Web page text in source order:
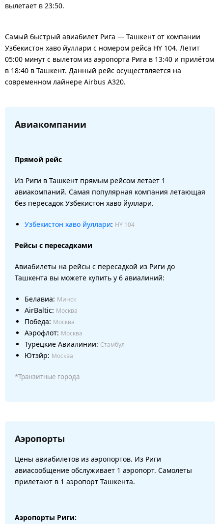
вылетает в 23:50.
Самый быстрый авиабилет Рига — Ташкент от компании
Узбекистон хаво йуллари с номером рейса HY 104. Летит
05:00 минут с вылетом из аэропорта Рига в 13:40 и прилётом
в 18:40 в Ташкент. Данный рейс осуществляется на
современном лайнере Airbus A320.
Авиакомпании
Прямой рейс
Из Риги в Ташкент прямым рейсом летает 1
авиакомпаний. Самая популярная компания летающая
без пересадок Узбекистон хаво йуллари.
Узбекистон хаво йуллари: HY 104
Рейсы с пересадками
Авиабилеты на рейсы с пересадкой из Риги до
Ташкента вы можете купить у 6 авиалиний:
Белавиа: Минск
AirBaltic: Москва
Победа: Москва
Аэрофлот: Москва
Турецкие Авиалинии: Стамбул
Ютэйр: Москва
*Транзитные города
Аэропорты
Цены авиабилетов из аэропортов. Из Риги
авиасообщение обслуживает 1 аэропорт. Самолеты
прилетают в 1 аэропорт Ташкента.
Аэропорты Риги: